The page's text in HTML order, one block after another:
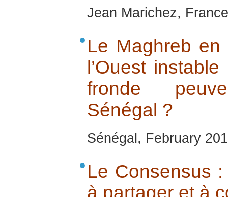
Jean Marichez,
Le Maghreb en
l’Ouest
fronde
Sénégal ?
Sénégal, February
Le Consensus
à partager et à